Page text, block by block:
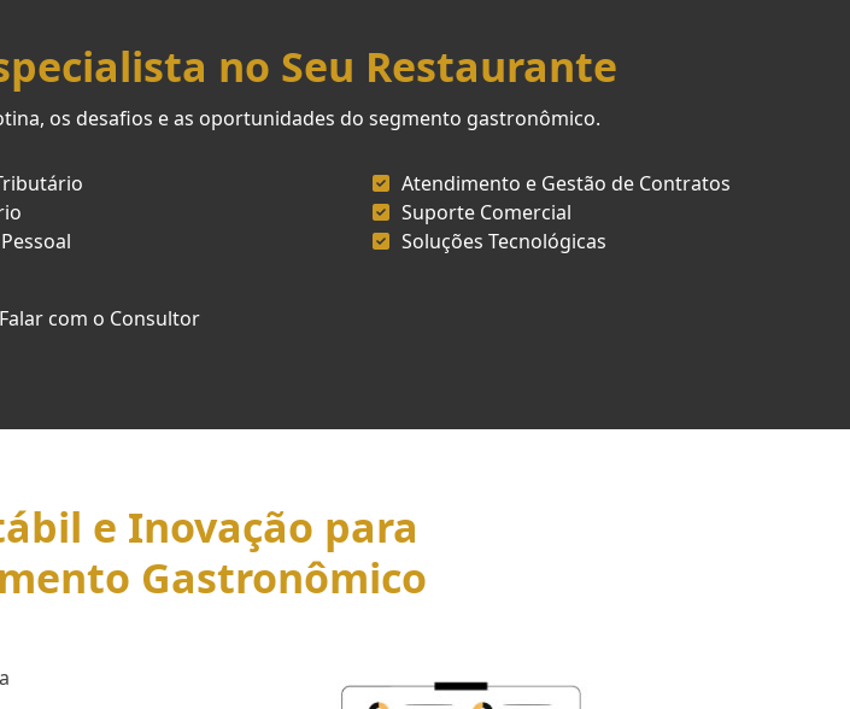
no Seu Restaurante
os desafios e as oportunidades do segmento gastronômico.
Atendimento e Gestão de Contratos
Suporte Comercial
Soluções Tecnológicas
Falar com o Consultor
e Inovação para
Gastronômico